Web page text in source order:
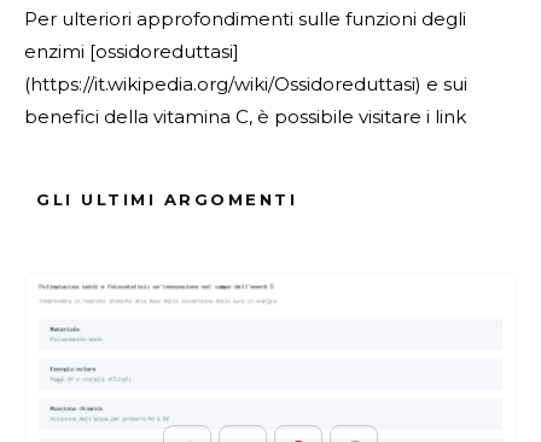
Per ulteriori approfondimenti sulle funzioni degli
enzimi [ossidoreduttasi]
(https://it.wikipedia.org/wiki/Ossidoreduttasi) e sui
benefici della vitamina C, è possibile visitare i link
ARGOMENTI : Alterano
Funzione
Reazioni
GLI ULTIMI ARGOMENTI